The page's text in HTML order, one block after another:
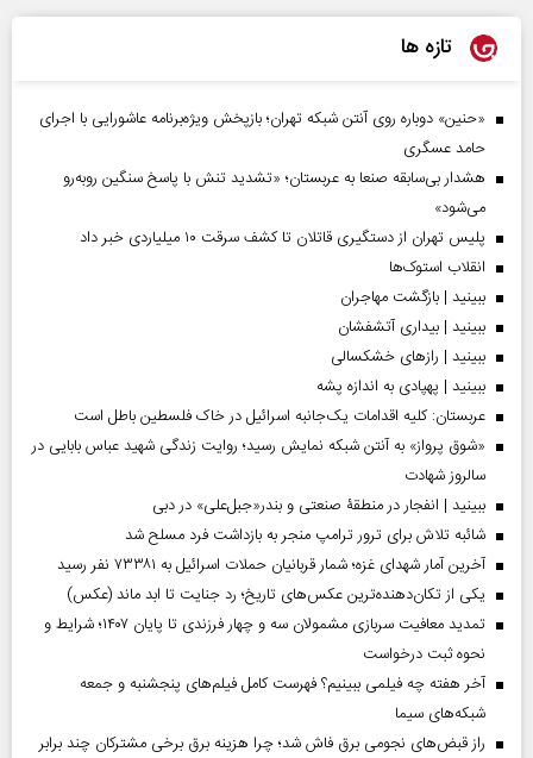
تازه ها
«حنین» دوباره روی آنتن شبکه تهران؛ بازپخش ویژه‌برنامه عاشورایی با اجرای
حامد عسگری
هشدار بی‌سابقه صنعا به عربستان؛ «تشدید تنش با پاسخ سنگین روبه‌رو
می‌شود»
پلیس تهران از دستگیری قاتلان تا کشف سرقت ۱۰ میلیاردی خبر داد
انقلاب استوک‌ها
ببینید | بازگشت مهاجران
ببینید | بیداری آتشفشان
ببینید | رازهای خشکسالی
ببینید | پهپادی به اندازه پشه
عربستان: کلیه اقدامات یک‌جانبه اسرائیل در خاک فلسطین باطل است
«شوق پرواز» به آنتن شبکه نمایش رسید؛ روایت زندگی شهید عباس بابایی در
سالروز شهادت
ببینید | انفجار در منطقۀ صنعتی و بندر«جبل‌علی» در دبی
شائبه تلاش برای ترور ترامپ منجر به بازداشت فرد مسلح شد
آخرین آمار شهدای غزه؛ شمار قربانیان حملات اسرائیل به ۷۳۳۸۱ نفر رسید
یکی از تکان‌دهنده‌ترین عکس‌های تاریخ؛ رد جنایت تا ابد ماند (عکس)
تمدید معافیت سربازی مشمولان سه و چهار فرزندی تا پایان ۱۴۰۷؛ شرایط و
نحوه ثبت درخواست
آخر هفته چه فیلمی ببینیم؟ فهرست کامل فیلم‌های پنجشنبه و جمعه
شبکه‌های سیما
راز قبض‌های نجومی برق فاش شد؛ چرا هزینه برق برخی مشترکان چند برابر